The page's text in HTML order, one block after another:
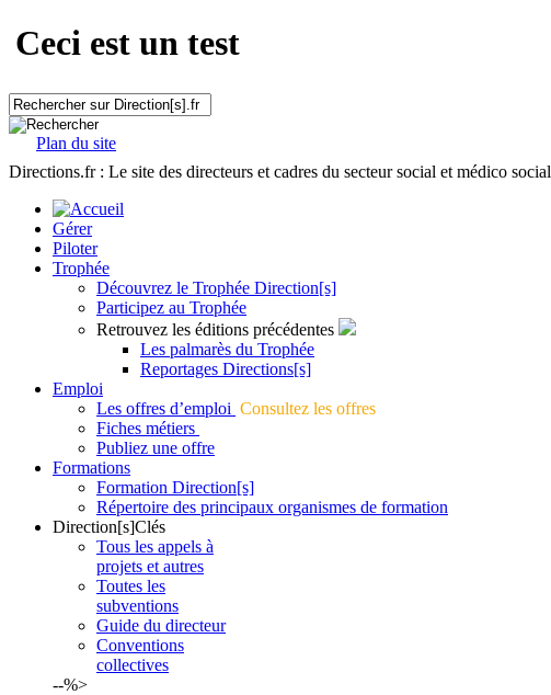
Ceci est un test
Plan du site
Directions.fr : Le site des directeurs et cadres du secteur social et médico social
Gérer
Piloter
Trophée
Découvrez le Trophée Direction[s]
Participez au Trophée
Retrouvez les éditions précédentes
Les palmarès du Trophée
Reportages Directions[s]
Emploi
Les offres d’emploi Consultez les offres
Fiches métiers
Publiez une offre
Formations
Formation Direction[s]
Répertoire des principaux organismes de formation
Direction[s]Clés
Tous les appels à
projets et autres
Toutes les
subventions
Guide du directeur
Conventions
collectives
--%>